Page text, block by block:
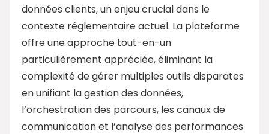
données clients, un enjeu crucial dans le
contexte réglementaire actuel. La plateforme
offre une approche tout-en-un
particulièrement appréciée, éliminant la
complexité de gérer multiples outils disparates
en unifiant la gestion des données,
l’orchestration des parcours, les canaux de
communication et l’analyse des performances